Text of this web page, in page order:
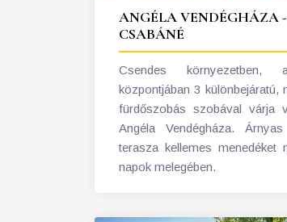
ANGÉLA VENDÉGHÁZA
CSABÁNÉ
Csendes környezetben,
központjában 3 különbejáratú,
fürdőszobás szobával várja
Angéla Vendégháza.
terasza kellemes menedéket
napok melegében.